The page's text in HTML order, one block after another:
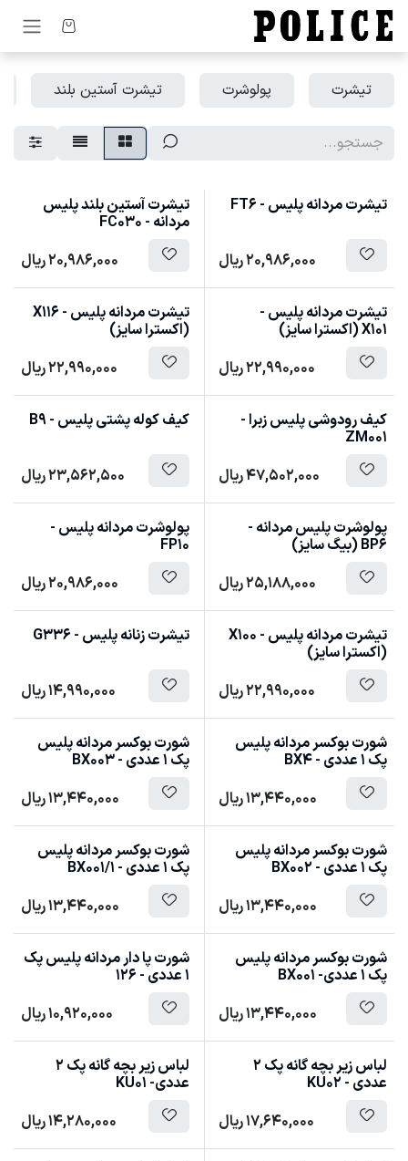
صرف نظر و مشاهده محتوا
تیشرت پولوشرت تیشرت آستین بلند
تیشرت مردانه پلیس - FT6
20,986,000ریال
تیشرت آستین بلند پلیس
مردانه - FC030
20,986,000ریال
تیشرت مردانه پلیس -
X101 (اکسترا سایز)
22,990,000ریال
تیشرت مردانه پلیس - X116
(اکسترا سایز)
22,990,000ریال
کیف رودوشی پلیس زبرا -
ZM001
47,502,000ریال
کیف کوله پشتی پلیس - B9
23,562,500ریال
پولوشرت پلیس مردانه -
BP6 (بیگ سایز)
25,188,000ریال
پولوشرت مردانه پلیس -
FP10
20,986,000ریال
تیشرت مردانه پلیس - X100
(اکسترا سایز)
22,990,000ریال
تیشرت زنانه پلیس - G336
14,990,000ریال
شورت بوکسر مردانه پلیس
پک 1 عددی - BX4
13,440,000ریال
شورت بوکسر مردانه پلیس
پک 1 عددی - BX003
13,440,000ریال
شورت بوکسر مردانه پلیس
پک 1 عددی - BX002
13,440,000ریال
شورت بوکسر مردانه پلیس
پک 1 عددی - BX001/1
13,440,000ریال
شورت بوکسر مردانه پلیس
پک 1 عددی- BX001
13,440,000ریال
شورت پا دار مردانه پلیس پک
1 عددی - 126
10,920,000ریال
لباس زیر بچه گانه پک 2
عددی - KU02
17,640,000ریال
لباس زیر بچه گانه پک 2
عددی- KU01
14,280,000ریال